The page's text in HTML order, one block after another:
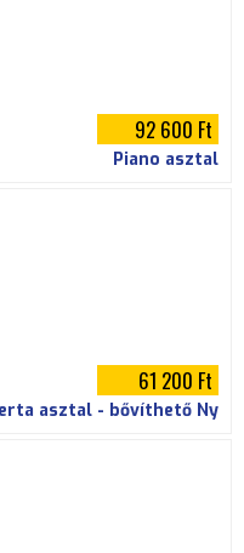
92 600 Ft
Piano asztal
61 200 Ft
asztal - bővíthető Ny